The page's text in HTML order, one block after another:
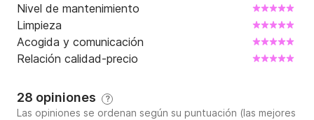
Nivel de mantenimiento
Limpieza
Acogida y comunicación
Relación calidad-precio
28 opiniones ?
Las opiniones se ordenan según su puntuación (las mejores